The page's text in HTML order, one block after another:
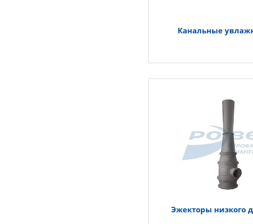
Канальные
Эжекторы низкого